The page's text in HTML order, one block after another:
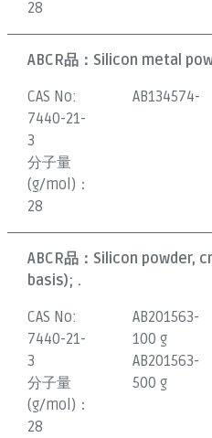
28
ABCR品： Silicon metal
CAS No:
7440-21-
3
分子量
(g/mol)：
28
AB134574-
ABCR品： Silicon powder,
basis); .
CAS No:
7440-21-
3
分子量
(g/mol)：
28
AB201563-
100 g
AB201563-
500 g